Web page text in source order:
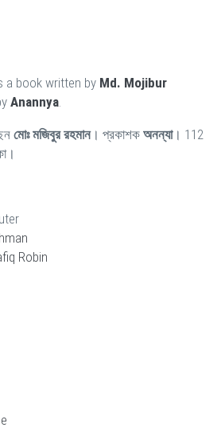
a book written by Md. Mojibur
Anannya
মোঃ মজিবুর রহমান। প্রকাশক অনন্যা। 112
Robin